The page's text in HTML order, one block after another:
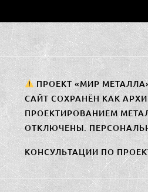
к
содержимому
ПРОЕКТ «МИР
САЙТ СОХРАНЁН КАК
ПРОЕКТИРОВАНИЕМ
ОТКЛЮЧЕНЫ.
КОНСУЛЬТАЦИИ ПО